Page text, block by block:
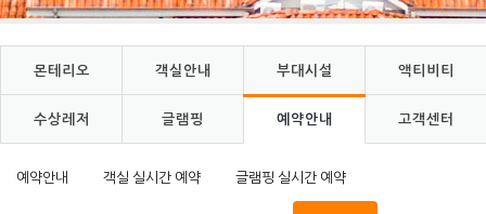
몬테리오 객실안내 부대시설 액티비티
수상레저 글램핑 예약안내 고객센터
예약안내 객실 실시간 예약 글램핑 실시간 예약